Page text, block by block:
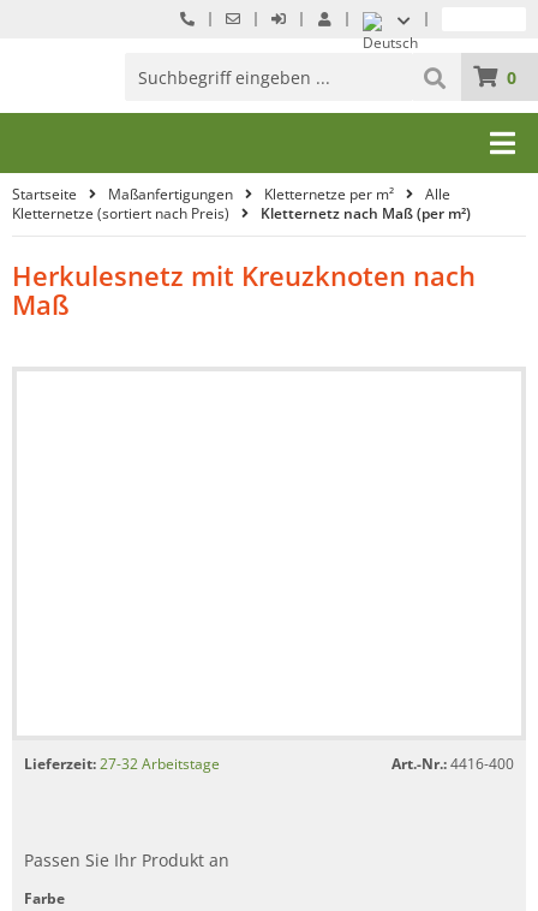
0
Startseite Maßanfertigungen Kletternetze per m²
Alle
Kletternetze (sortiert nach Preis)
Kletternetz nach Maß (per m²)
Herkulesnetz mit Kreuzknoten nach
Maß
Lieferzeit:27-32 Arbeitstage Art.-Nr.:4416-400
Passen Sie Ihr Produkt an
Farbe